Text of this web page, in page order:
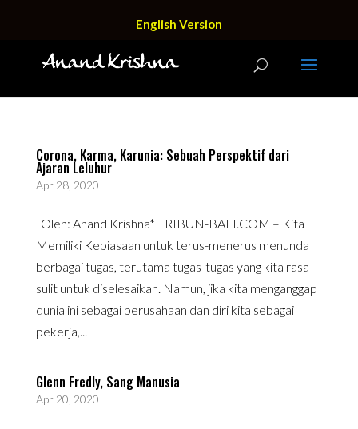
English Version
Corona, Karma, Karunia: Sebuah Perspektif dari
Ajaran Leluhur
Apr 28, 2020
Oleh: Anand Krishna* TRIBUN-BALI.COM – Kita
Memiliki Kebiasaan untuk terus-menerus menunda
berbagai tugas, terutama tugas-tugas yang kita rasa
sulit untuk diselesaikan. Namun, jika kita menganggap
dunia ini sebagai perusahaan dan diri kita sebagai
pekerja,...
Glenn Fredly, Sang Manusia
Apr 20, 2020